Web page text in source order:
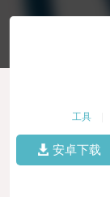
工具
安卓下载